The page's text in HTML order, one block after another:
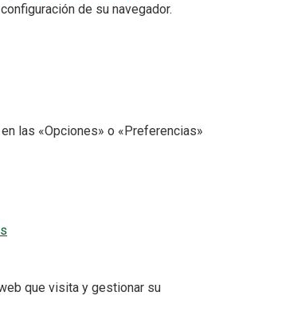
de su navegador.
las «Opciones» o «Preferencias»
que visita y gestionar su